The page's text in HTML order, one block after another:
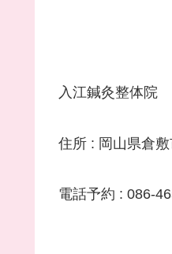
入江鍼灸整体院
住所 : 岡山県倉
電話予約 : 086-